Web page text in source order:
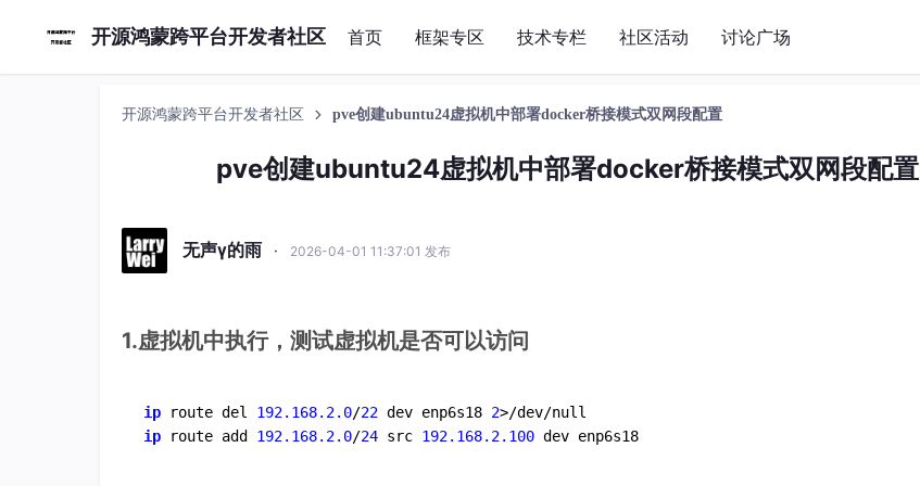
开源鸿蒙跨平台开发者社区 首页 框架专区 技术专栏 社区活动 讨论广场
开源鸿蒙跨平台开发者社区 pve创建ubuntu24虚拟机中部署docker桥接模式双网段配置
pve创建ubuntu24虚拟机中部署docker桥接模式双网段配置
无声γ的雨 · 2026-04-01 11:37:01 发布
1.虚拟机中执行，测试虚拟机是否可以访问
ip route del 192.168.2.0/22 dev enp6s18 2
ip route add 192.168.2.0/24 src 192.168.2.100